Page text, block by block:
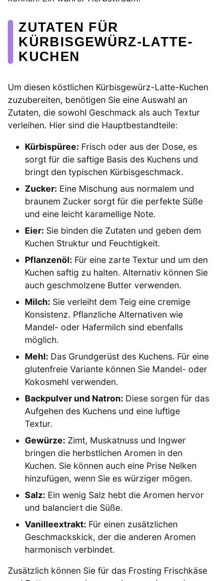
ZUTATEN FÜR
KÜRBISGEWÜRZ-LATTE-
KUCHEN
Um diesen köstlichen Kürbisgewürz-Latte-Kuchen
zuzubereiten, benötigen Sie eine Auswahl an
Zutaten, die sowohl Geschmack als auch Textur
verleihen. Hier sind die Hauptbestandteile:
Kürbispüree: Frisch oder aus der Dose, es
sorgt für die saftige Basis des Kuchens und
bringt den typischen Kürbisgeschmack.
Zucker: Eine Mischung aus normalem und
braunem Zucker sorgt für die perfekte Süße
und eine leicht karamellige Note.
Eier: Sie binden die Zutaten und geben dem
Kuchen Struktur und Feuchtigkeit.
Pflanzenöl: Für eine zarte Textur und um den
Kuchen saftig zu halten. Alternativ können Sie
auch geschmolzene Butter verwenden.
Milch: Sie verleiht dem Teig eine cremige
Konsistenz. Pflanzliche Alternativen wie
Mandel- oder Hafermilch sind ebenfalls
möglich.
Mehl: Das Grundgerüst des Kuchens. Für eine
glutenfreie Variante können Sie Mandel- oder
Kokosmehl verwenden.
Backpulver und Natron: Diese sorgen für das
Aufgehen des Kuchens und eine luftige
Textur.
Gewürze: Zimt, Muskatnuss und Ingwer
bringen die herbstlichen Aromen in den
Kuchen. Sie können auch eine Prise Nelken
hinzufügen, wenn Sie es würziger mögen.
Salz: Ein wenig Salz hebt die Aromen hervor
und balanciert die Süße.
Vanilleextrakt: Für einen zusätzlichen
Geschmackskick, der die anderen Aromen
harmonisch verbindet.
Zusätzlich können Sie für das Frosting Frischkäse